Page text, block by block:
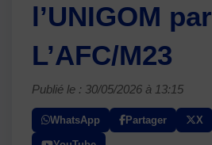
l’UNIGOM par
L’AFC/M23
Publié le : 30/05/2026 à 13:15
WhatsApp Partager X